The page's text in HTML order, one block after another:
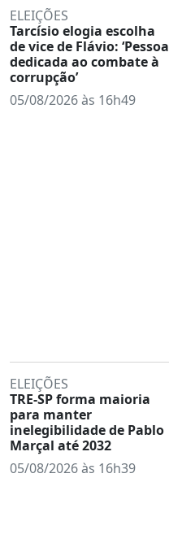
ELEIÇÕES
Tarcísio elogia escolha
de vice de Flávio: ‘Pessoa
dedicada ao combate à
corrupção’
05/08/2026 às 16h49
ELEIÇÕES
TRE-SP forma maioria
para manter
inelegibilidade de Pablo
Marçal até 2032
05/08/2026 às 16h39